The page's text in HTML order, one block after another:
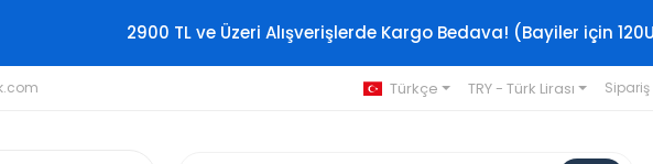
2900 TL ve Üzeri Alışverişlerde Kargo Bedava! (Bayiler için
Türkçe TRY - Türk Lirası